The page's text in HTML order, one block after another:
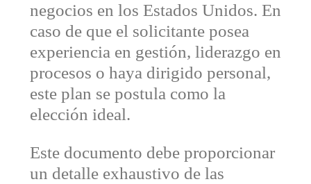
negocios en los Estados Unidos. En
caso de que el solicitante posea
experiencia en gestión, liderazgo en
procesos o haya dirigido personal,
este plan se postula como la
elección ideal.
Este documento debe proporcionar
un detalle exhaustivo de las